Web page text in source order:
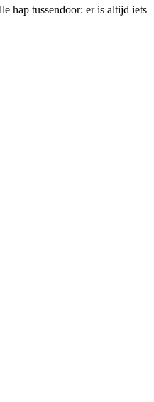
hap tussendoor: er is altijd iets